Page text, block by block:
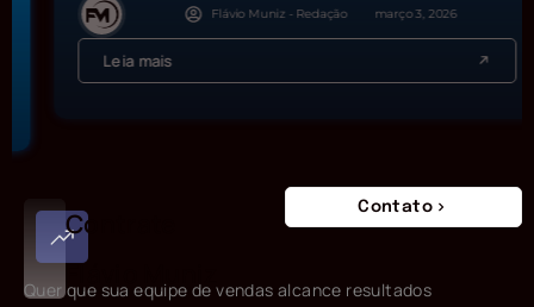
Flávio Muniz - Redação março 3, 2026
Leia mais
Contrate
Flávio Muniz
Contato
Quer que sua equipe de vendas alcance resultados